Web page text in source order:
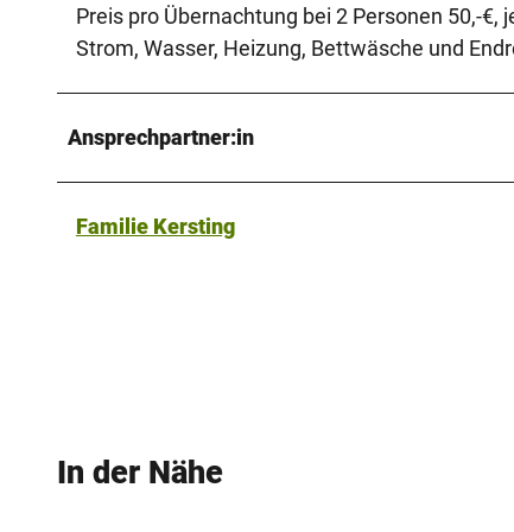
Preis pro Übernachtung bei 2 Personen 50,-€,
Strom, Wasser, Heizung, Bettwäsche und
Ansprechpartner:in
Familie Kersting
In der Nähe